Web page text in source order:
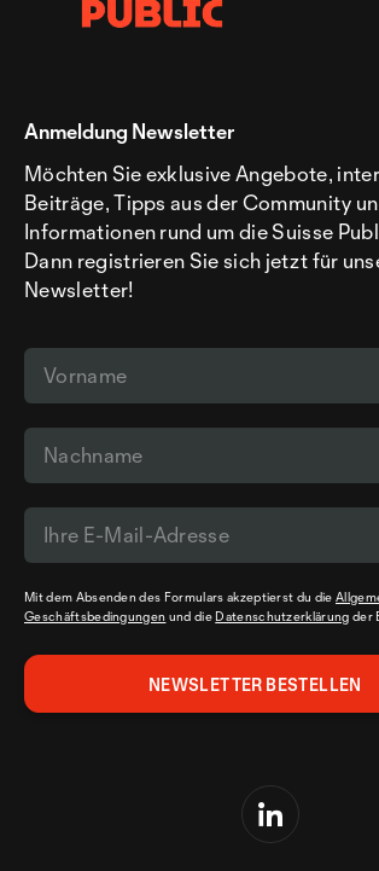
Anmeldung Newsletter
Möchten Sie exklusive Angebote,
Beiträge, Tipps aus der Community
Informationen rund um die Suisse
Dann registrieren Sie sich jetzt für
Newsletter!
Mit dem Absenden des Formulars akzeptierst du die
Geschäftsbedingungen und die Datenschutzerklärung der